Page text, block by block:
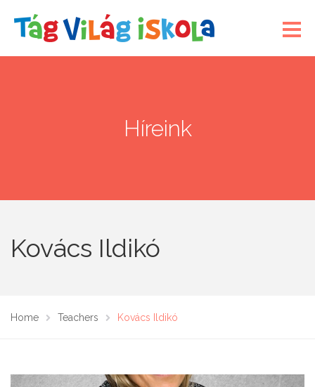
Híreink
Kovács Ildikó
Home Teachers Kovács Ildikó